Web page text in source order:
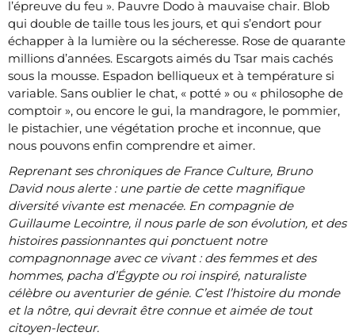
l’épreuve du feu ». Pauvre Dodo à mauvaise chair. Blob
qui double de taille tous les jours, et qui s’endort pour
échapper à la lumière ou la sécheresse. Rose de quarante
millions d’années. Escargots aimés du Tsar mais cachés
sous la mousse. Espadon belliqueux et à température si
variable. Sans oublier le chat, « potté » ou « philosophe de
comptoir », ou encore le gui, la mandragore, le pommier,
le pistachier, une végétation proche et inconnue, que
nous pouvons enfin comprendre et aimer.
Reprenant ses chroniques de France Culture, Bruno
David nous alerte : une partie de cette magnifique
diversité vivante est menacée. En compagnie de
Guillaume Lecointre, il nous parle de son évolution, et des
histoires passionnantes qui ponctuent notre
compagnonnage avec ce vivant : des femmes et des
hommes, pacha d’Égypte ou roi inspiré, naturaliste
célèbre ou aventurier de génie. C’est l’histoire du monde
et la nôtre, qui devrait être connue et aimée de tout
citoyen-lecteur.